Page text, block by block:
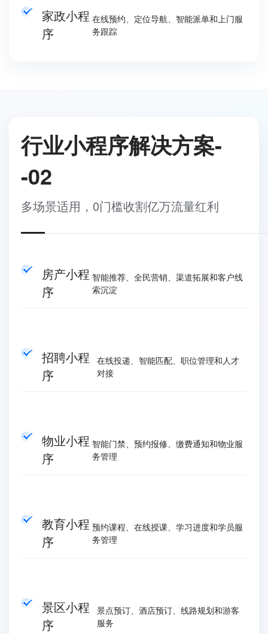
家政小程
序
在线预约、定位导航、智能派单和上门服
务跟踪
行业小程序解决方案-
-02
多场景适用，0门槛收割亿万流量红利
房产小程
序
智能推荐、全民营销、渠道拓展和客户线
索沉淀
招聘小程
序
在线投递、智能匹配、职位管理和人才
对接
物业小程
序
智能门禁、预约报修、缴费通知和物业服
务管理
教育小程
序
预约课程、在线授课、学习进度和学员服
务管理
景区小程
序
景点预订、酒店预订、线路规划和游客
服务